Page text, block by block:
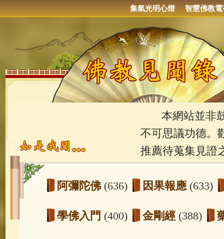
集氣光明心燈 智慧佛教電
本網站並非鼓
不可思議功德。
推薦待蒐集見證
阿彌陀佛 (636) 因果報應 (633)
學佛入門 (400) 金剛經 (388)